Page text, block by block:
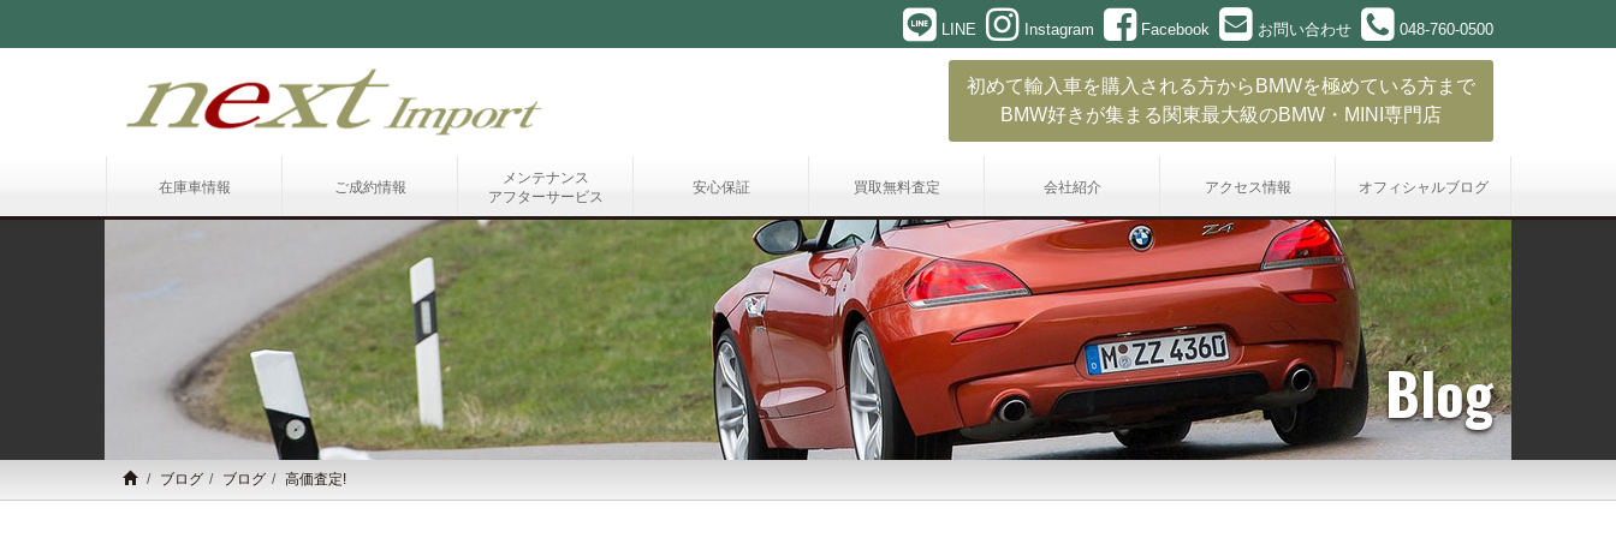
LINE Instagram Facebook お問い合わせ 048-760-0500
初めて輸入車を購入される方からBMWを極めている方まで
BMW好きが集まる関東最大級のBMW・MINI専門店
在庫車情報 ご成約情報
メンテナンス
アフターサービス
安心保証 買取無料査定 会社紹介 アクセス情報 オフィシャルブログ
Blog
ブログ ブログ 高価査定!